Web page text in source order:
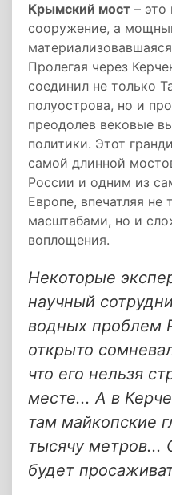
Крымский мост – это
сооружение, а
Пролегая через
соединил не только
полуострова, но и
преодолев вековые
политики. Этот
самой длинной
России и одним из
Европе, впечатляя не
масштабами, но и
воплощения.
Некоторые
научный
водных проблем
открыто
что его нельзя
месте... А в
там майкопские
тысячу метров...
будет